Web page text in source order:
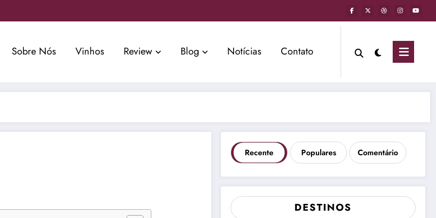
Sobre Nós Vinhos Review Blog Notícias Contato
Recente Populares Comentário
DESTINOS